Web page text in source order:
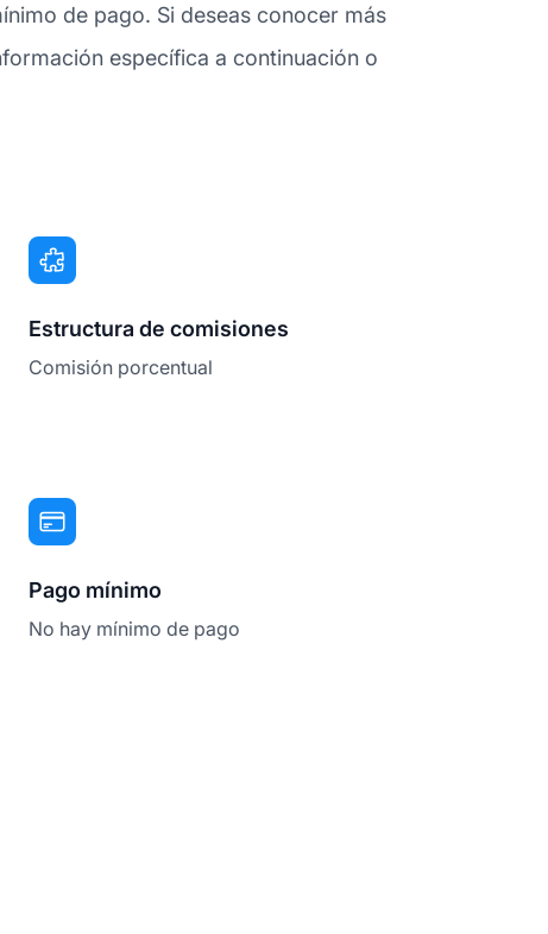
de pago. Si deseas conocer más
específica a continuación o
Estructura de comisiones
Comisión porcentual
Pago mínimo
No hay mínimo de pago